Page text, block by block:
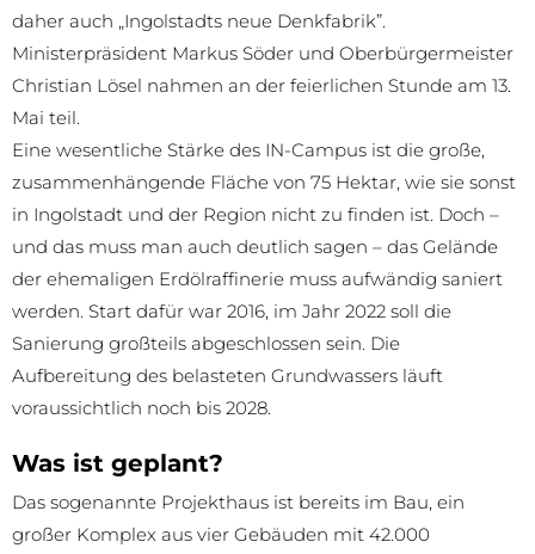
daher auch „Ingolstadts neue Denkfabrik”.
Ministerpräsident Markus Söder und Oberbürgermeister
Christian Lösel nahmen an der feierlichen Stunde am 13.
Mai teil.
Eine wesentliche Stärke des IN-Campus ist die große,
zusammenhängende Fläche von 75 Hektar, wie sie sonst
in Ingolstadt und der Region nicht zu finden ist. Doch –
und das muss man auch deutlich sagen – das Gelände
der ehemaligen Erdölraffinerie muss aufwändig saniert
werden. Start dafür war 2016, im Jahr 2022 soll die
Sanierung großteils abgeschlossen sein. Die
Aufbereitung des belasteten Grundwassers läuft
voraussichtlich noch bis 2028.
Was ist geplant?
Das sogenannte Projekthaus ist bereits im Bau, ein
großer Komplex aus vier Gebäuden mit 42.000